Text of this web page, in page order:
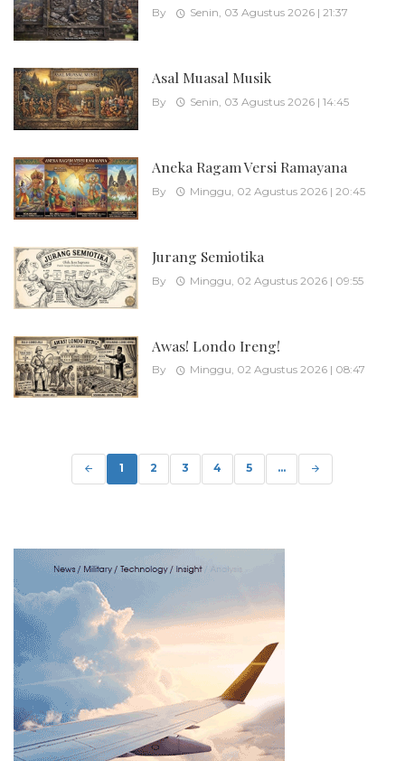
By Senin, 03 Agustus 2026 | 21:37
Asal Muasal Musik
By Senin, 03 Agustus 2026 | 14:45
Aneka Ragam Versi Ramayana
By Minggu, 02 Agustus 2026 | 20:45
Jurang Semiotika
By Minggu, 02 Agustus 2026 | 09:55
Awas! Londo Ireng!
By Minggu, 02 Agustus 2026 | 08:47
navigation
1 2 3 4 5 ...